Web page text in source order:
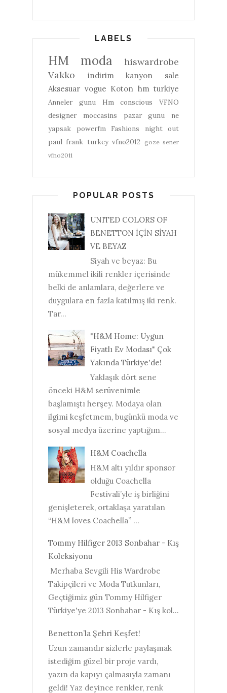
LABELS
HM moda
hiswardrobe
Vakko
indirim kanyon
sale
Aksesuar vogue Koton hm turkiye
Anneler gunu Hm conscious
VFNO
designer
moccasins
pazar gunu ne
yapsak
powerfm
Fashions night out
paul frank turkey vfno2012
goze sener
vfno2011
POPULAR POSTS
UNITED COLORS OF
BENETTON İÇİN SİYAH
VE BEYAZ
Siyah ve beyaz: Bu
mükemmel ikili renkler içerisinde
belki de anlamlara, değerlere ve
duygulara en fazla katılmış iki renk.
Tar...
"H&M Home: Uygun
Fiyatlı Ev Modası" Çok
Yakında Türkiye'de!
Yaklaşık dört sene
önceki H&M serüvenimle
başlamıştı herşey. Modaya olan
ilgimi keşfetmem, bugünkü moda ve
sosyal medya üzerine yaptığım...
H&M Coachella
H&M altı yıldır sponsor
olduğu Coachella
Festivali’yle iş birliğini
genişleterek, ortaklaşa yaratılan
“H&M loves Coachella” ...
Tommy Hilfiger 2013 Sonbahar - Kış
Koleksiyonu
Merhaba Sevgili His Wardrobe
Takipçileri ve Moda Tutkunları,
Geçtiğimiz gün Tommy Hilfiger
Türkiye'ye 2013 Sonbahar - Kış kol...
Benetton’la Şehri Keşfet!
Uzun zamandır sizlerle paylaşmak
istediğim güzel bir proje vardı,
yazın da kapıyı çalmasıyla zamanı
geldi! Yaz deyince renkler, renk